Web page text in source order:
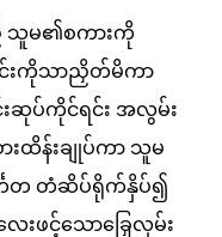
သူမ၏စကားကို
းကိုသာညှိတ်မိကာ
ဆုပ်ကိုင်ရင်း အလွမ်း
းထိန်းချုပ်ကာ သူမ
ကေတ တံဆိပ်ရိုက်နှိပ်၍
းဖင့်သောခြှေလှမ်း